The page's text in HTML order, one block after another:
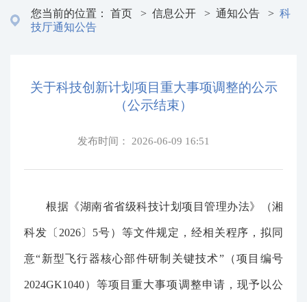
您当前的位置： 首页 > 信息公开 > 通知公告 > 科
技厅通知公告
关于科技创新计划项目重大事项调整的公示
（公示结束）
发布时间： 2026-06-09 16:51
根据《湖南省省级科技计划项目管理办法》（湘
科发〔2026〕5号）等文件规定，经相关程序，拟同
意“新型飞行器核心部件研制关键技术”（项目编号
2024GK1040）等项目重大事项调整申请，现予以公